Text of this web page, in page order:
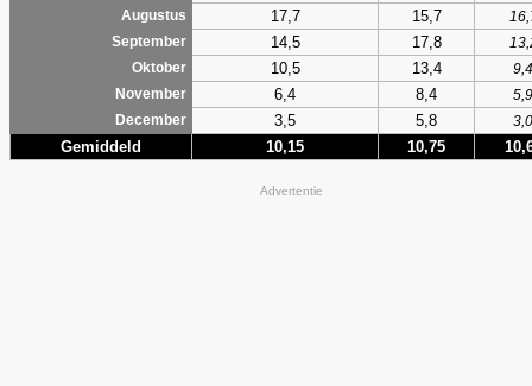
Augustus
17,7 15,7
September
14,5 17,8
Oktober
10,5 13,4
9,4
November
6,4 8,4
5,9
December
3,5 5,8 3,0
Gemiddeld 10,15 10,75
Advertentie